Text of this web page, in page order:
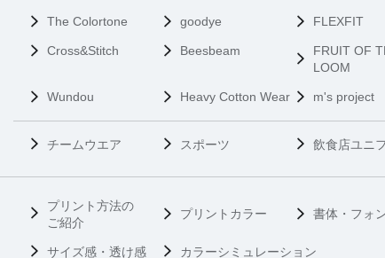
The Colortone goodye FLEXFIT
Cross&Stitch Beesbeam
FRUIT OF
LOOM
Wundou Heavy Cotton Wear m's project
チームウエア スポーツ 飲食店ユニ
プリント方法の
ご紹介
プリントカラー 書体・フォ
サイズ感・透け感 カラーシミュレーション